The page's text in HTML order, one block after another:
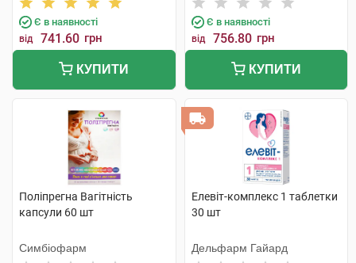
Є в наявності
від 741.60 грн
КУПИТИ
Є в наявності
від 756.80 грн
КУПИТИ
Поліпрегна Вагітність
капсули 60 шт
Симбіофарм
Елевіт-комплекс 1 таблетки
30 шт
Дельфарм Гайард